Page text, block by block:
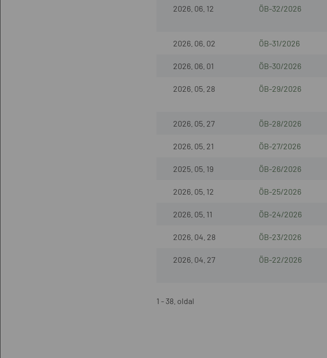
2026. 06. 12 ÖB-32/2026
2026. 06. 02 ÖB-31/2026
2026. 06. 01 ÖB-30/2026
2026. 05. 28 ÖB-29/2026
2026. 05. 27 ÖB-28/2026
2026. 05. 21 ÖB-27/2026
2025. 05. 19 ÖB-26/2026
2026. 05. 12 ÖB-25/2026
2026. 05. 11 ÖB-24/2026
2026. 04. 28 ÖB-23/2026
2026. 04. 27 ÖB-22/2026
1 - 38. oldal